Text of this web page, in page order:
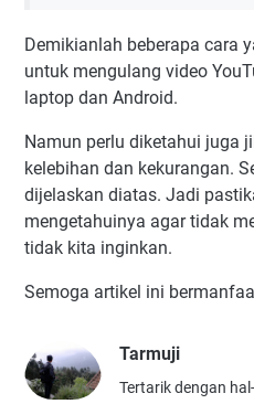
Demikianlah beberapa cara
untuk mengulang video
laptop dan Android.
Namun perlu diketahui juga
kelebihan dan kekurangan.
dijelaskan diatas. Jadi
mengetahuinya agar tidak
tidak kita inginkan.
Semoga artikel ini
Tarmuji
Tertarik dengan